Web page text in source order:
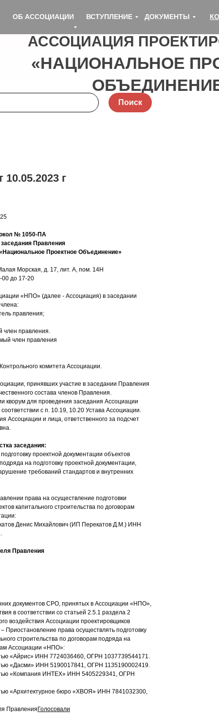
ОБ АССОЦИАЦИИ ДОКУМЕНТЫ
ВСТУПЛЕНИЕ
АССОЦИАЦИЯ
«НАЦИОНАЛЬНОЕ
Поиск
г
№ 1050-ПА
заседания Правления
Проектное Объединение»
Морская, д. 17, лит. А, пом. 14Н
00 до 17-20
«НПО» (далее - Ассоциация) в заседании
правления;
член правления.
член правления
комитета Ассоциации.
принявших участие в заседании Правления
состава членов Правления.
кворум для проведения заседания Ассоциации
с п. 10.19, 10.20 Устава Ассоциации.
Ассоциации и лица, ответственного за подсчет
заседания:
проектной документации объектов
на подготовку проектной документации,
требований стандартов и внутренних
права на осуществление подготовки
капитального строительства по договорам
Денис Михайлович (ИП Перекатов Д.М.) ИНН
Правления
документов СРО, принятых в Ассоциации «НПО»,
в соответствии со статьей 2.5.1 раздела 2
воздействия Ассоциации проектировщиков
права осуществлять подготовку
строительства по договорам подряда на
Ассоциации «НПО»:
«Айрис» ИНН 7724036460, ОГРН 1037739544171.
«Дасми» ИНН 5190017841, ОГРН 1135190002419.
«Компания ИНТЕХ» ИНН 5405229341, ОГРН
«Архитектурное бюро «ХВОЯ» ИНН 7841032300,
Правления Голосовали